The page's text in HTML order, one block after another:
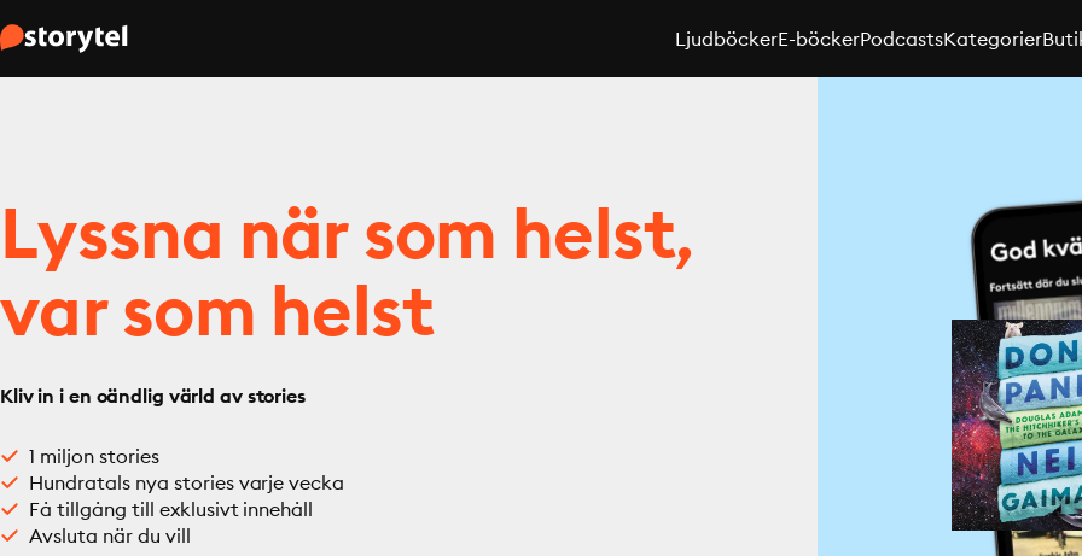
LjudböckerE-böckerPodcastsKategorier
Lyssna när som helst,
var som helst
Kliv in i en oändlig värld av stories
1 miljon stories
Hundratals nya stories varje vecka
Få tillgång till exklusivt innehåll
Avsluta när du vill